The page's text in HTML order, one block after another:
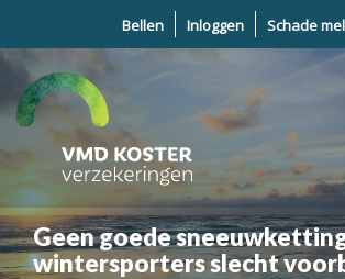
Bellen Inloggen Schade
Geen goede
wintersporters slecht